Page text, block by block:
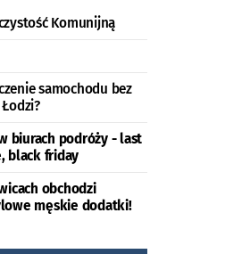
Komunijną
samochodu bez
biurach podróży - last
black friday
obchodzi
męskie dodatki!